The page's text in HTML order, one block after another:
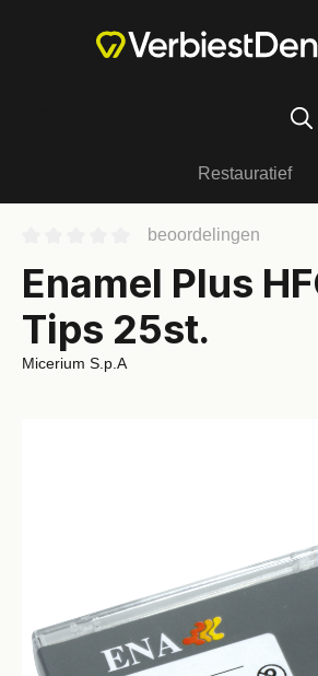
Restauratief
beoordelingen
Enamel Plus
Tips 25st.
Micerium S.p.A